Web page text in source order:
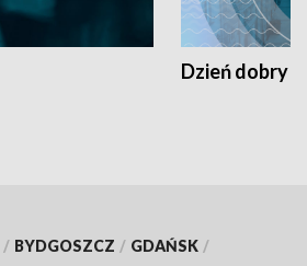
Dzień dobry
/ BYDGOSZCZ / GDAŃSK /